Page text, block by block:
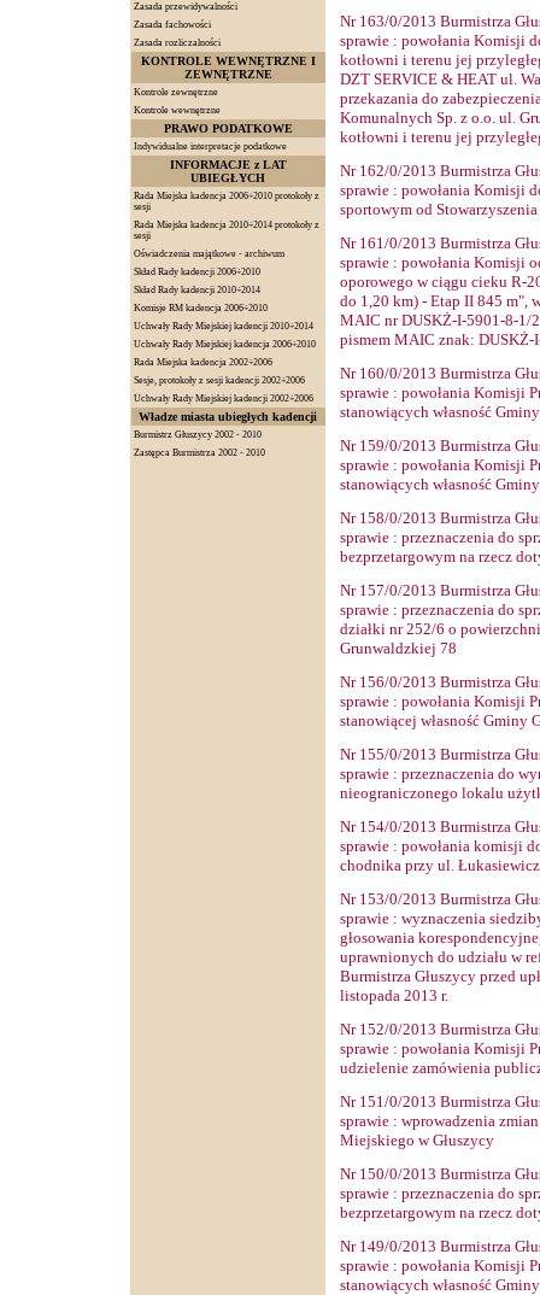
Zasada przewidywalności
Zasada fachowości
Zasada rozliczalności
KONTROLE WEWNĘTRZNE I
ZEWNĘTRZNE
Kontrole zewnętrzne
Kontrole wewnętrzne
PRAWO PODATKOWE
Indywidualne interpretacje podatkowe
INFORMACJE z LAT
UBIEGŁYCH
Rada Miejska kadencja 2006÷2010 protokoły z
sesji
Rada Miejska kadencja 2010÷2014 protokoły z
sesji
Oświadczenia majątkowe - archiwum
Skład Rady kadencji 2006÷2010
Skład Rady kadencji 2010÷2014
Komisje RM kadencja 2006÷2010
Uchwały Rady Miejskiej kadencji 2010÷2014
Uchwały Rady Miejskiej kadencja 2006÷2010
Rada Miejska kadencja 2002÷2006
Sesje, protokoły z sesji kadencji 2002÷2006
Uchwały Rady Miejskiej kadencji 2002÷2006
Władze miasta ubiegłych kadencji
Burmistrz Głuszycy 2002 - 2010
Zastępca Burmistrza 2002 - 2010
Nr 163/0/2013 Burmistrza
sprawie: powołania Komisji
kotłowni i terenu jej
DZT SERVICE & HEAT ul.
przekazania do
Komunalnych Sp. z o.o. ul.
kotłowni i terenu jej
Nr 162/0/2013 Burmistrza
sprawie: powołania Komisji
sportowym od
Nr 161/0/2013 Burmistrza
sprawie: powołania Komisji
oporowego w ciągu cieku R-
do 1,20 km) - Etap II 845 m",
MAIC nr DUSKŻ-I-5901-8-1/
pismem MAIC znak: DUSKŻ-
Nr 160/0/2013 Burmistrza
sprawie: powołania Komisji
stanowiących własność
Nr 159/0/2013 Burmistrza
sprawie: powołania Komisji
stanowiących własność
Nr 158/0/2013 Burmistrza
sprawie: przeznaczenia do
bezprzetargowym na rzecz
Nr 157/0/2013 Burmistrza
sprawie: przeznaczenia do
działki nr 252/6 o
Grunwaldzkiej 78
Nr 156/0/2013 Burmistrza
sprawie: powołania Komisji
stanowiącej własność Gminy
Nr 155/0/2013 Burmistrza
sprawie: przeznaczenia do
nieograniczonego lokalu
Nr 154/0/2013 Burmistrza
sprawie: powołania komisji
chodnika przy ul.
Nr 153/0/2013 Burmistrza
sprawie: wyznaczenia
głosowania
uprawnionych do udziału w
Burmistrza Głuszycy przed
listopada 2013 r.
Nr 152/0/2013 Burmistrza
sprawie: powołania Komisji
udzielenie zamówienia
Nr 151/0/2013 Burmistrza
sprawie: wprowadzenia
Miejskiego w Głuszycy
Nr 150/0/2013 Burmistrza
sprawie: przeznaczenia do
bezprzetargowym na rzecz
Nr 149/0/2013 Burmistrza
sprawie: powołania Komisji
stanowiących własność